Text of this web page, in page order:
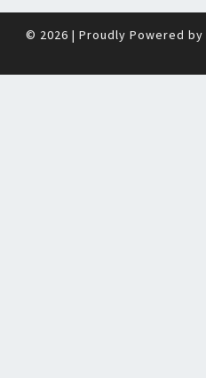
© 2026 | Proudly Powered by